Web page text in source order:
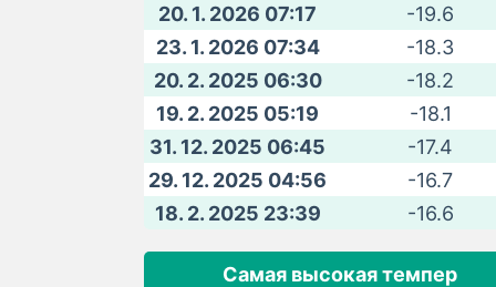
20. 1. 2026 07:17
-19.6
23. 1. 2026 07:34
-18.3
20. 2. 2025 06:30
-18.2
19. 2. 2025 05:19
-18.1
31. 12. 2025 06:45
-17.4
29. 12. 2025 04:56
-16.7
18. 2. 2025 23:39
-16.6
Самая высокая темпер